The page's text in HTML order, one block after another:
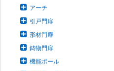
アーチ
引戸門扉
形材門扉
鋳物門扉
機能ポール